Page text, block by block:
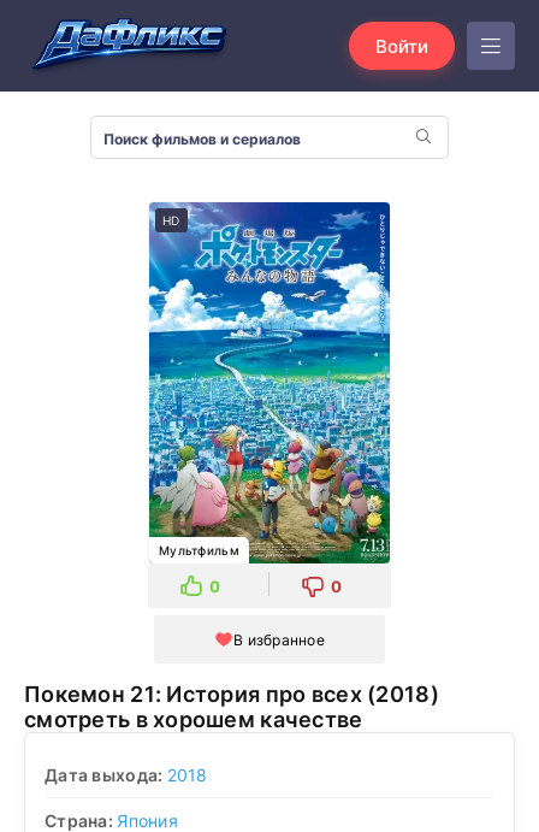
Войти
HD
Мультфильм
0 0
В избранное
Покемон 21: История про всех (2018)
смотреть в хорошем качестве
Дата выхода: 2018
Страна: Япония